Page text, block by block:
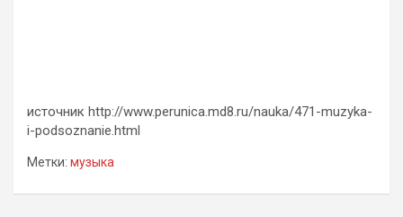
источник http://www.perunica.md8.ru/nauka/471-muzyka-
i-podsoznanie.html
Метки: музыка